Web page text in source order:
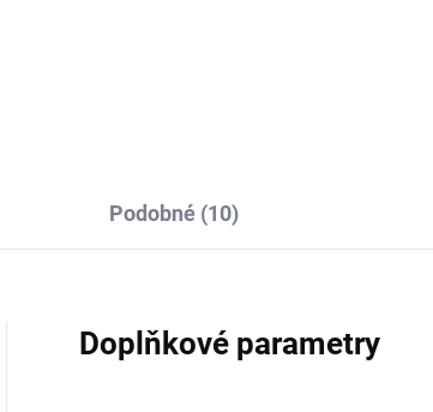
Podobné (10)
Doplňkové parametry